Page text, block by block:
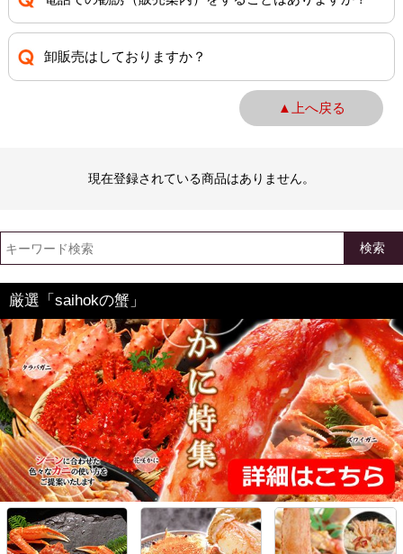
卸販売はしておりますか？
▲上へ戻る
現在登録されている商品はありません。
検索
厳選「saihokの蟹」